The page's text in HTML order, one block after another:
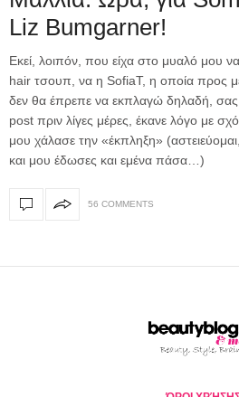
Liz Bumgarner!
Eκεί, λοιπόν, που είχα στο μυαλό μου
hair τσουπ, να η SofiaT, η οποία προς
δεν θα έπρεπε να εκπλαγώ δηλαδή,
post πριν λίγες μέρες, έκανε λόγο με
μου χάλασε την «έκπληξη»
και μου έδωσες και εμένα πάσα…)
56 COMMENTS